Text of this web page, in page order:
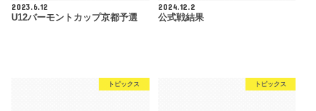
2023.6.12
U12バーモントカップ京都予選
2024.12.2
公式戦結果
トピックス トピックス